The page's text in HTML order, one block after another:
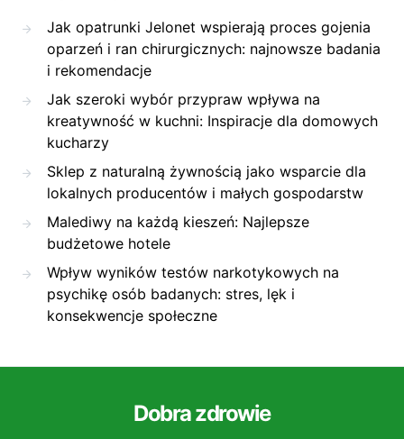
Jak opatrunki Jelonet wspierają proces gojenia
oparzeń i ran chirurgicznych: najnowsze badania
i rekomendacje
Jak szeroki wybór przypraw wpływa na
kreatywność w kuchni: Inspiracje dla domowych
kucharzy
Sklep z naturalną żywnością jako wsparcie dla
lokalnych producentów i małych gospodarstw
Malediwy na każdą kieszeń: Najlepsze
budżetowe hotele
Wpływ wyników testów narkotykowych na
psychikę osób badanych: stres, lęk i
konsekwencje społeczne
Dobra zdrowie